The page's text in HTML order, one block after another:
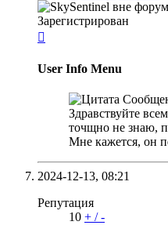
Зарегистрирован

User Info Menu
Здравствуйте
точщно не знаю,
Мне кажется, он
2024-12-13, 08:21
Репутация
10 + /-